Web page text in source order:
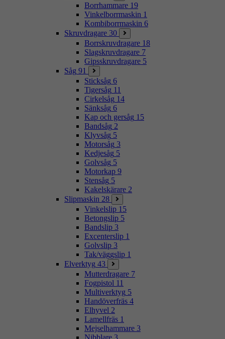
Borrhammare 19
Vinkelborrmaskin 1
Kombiborrmaskin 6
Skruvdragare 30
Borrskruvdragare 18
Slagskruvdragare 7
Gipsskruvdragare 5
Såg 91
Sticksåg 6
Tigersåg 11
Cirkelsåg 14
Sänksåg 6
Kap och gersåg 15
Bandsåg 2
Klyvsåg 5
Motorsåg 3
Kedjesåg 5
Golvsåg 5
Motorkap 9
Stensåg 5
Kakelskärare 2
Slipmaskin 28
Vinkelslip 15
Betongslip 5
Bandslip 3
Excenterslip 1
Golvslip 3
Tak/väggslip 1
Elverktyg 43
Mutterdragare 7
Fogpistol 11
Multiverktyg 5
Handöverfräs 4
Elhyvel 2
Lamellfräs 1
Mejselhammare 3
Nibblare 3